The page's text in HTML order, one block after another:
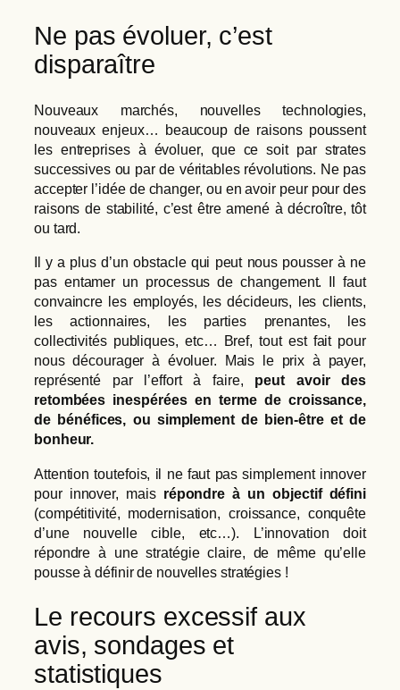
Ne pas évoluer, c’est
disparaître
Nouveaux marchés, nouvelles technologies,
nouveaux enjeux… beaucoup de raisons poussent
les entreprises à évoluer, que ce soit par strates
successives ou par de véritables révolutions. Ne pas
accepter l’idée de changer, ou en avoir peur pour des
raisons de stabilité, c’est être amené à décroître, tôt
ou tard.
Il y a plus d’un obstacle qui peut nous pousser à ne
pas entamer un processus de changement. Il faut
convaincre les employés, les décideurs, les clients,
les actionnaires, les parties prenantes, les
collectivités publiques, etc… Bref, tout est fait pour
nous décourager à évoluer. Mais le prix à payer,
représenté par l’effort à faire, peut avoir des
retombées inespérées en terme de croissance,
de bénéfices, ou simplement de bien-être et de
bonheur.
Attention toutefois, il ne faut pas simplement innover
pour innover, mais répondre à un objectif défini
(compétitivité, modernisation, croissance, conquête
d’une nouvelle cible, etc…). L’innovation doit
répondre à une stratégie claire, de même qu’elle
pousse à définir de nouvelles stratégies !
Le recours excessif aux
avis, sondages et
statistiques